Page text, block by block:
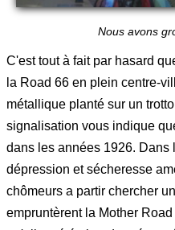
Nous avons
C'est tout à fait par hasard
la Road 66 en plein centre-
métallique planté sur un
signalisation vous indique
dans les années 1926. Dans
dépression et sécheresse
chômeurs a partir chercher
empruntèrent la Mother